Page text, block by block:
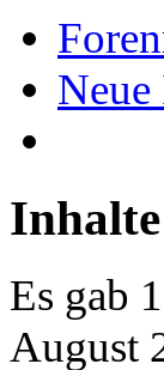
Neue
Es gab
August